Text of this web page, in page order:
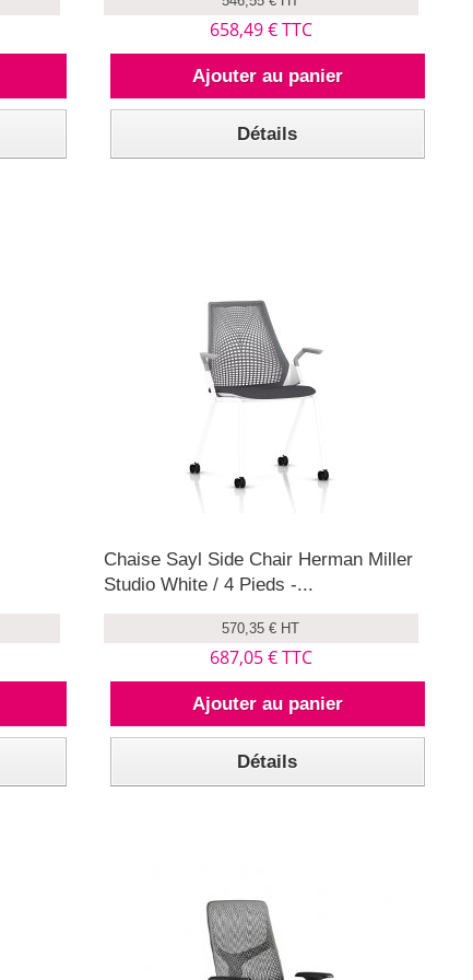
658,49 € TTC
Ajouter au panier
Détails
Chaise Sayl Side Chair Herman Miller
Studio White / 4 Pieds -...
570,35 € HT
687,05 € TTC
Ajouter au panier
Détails